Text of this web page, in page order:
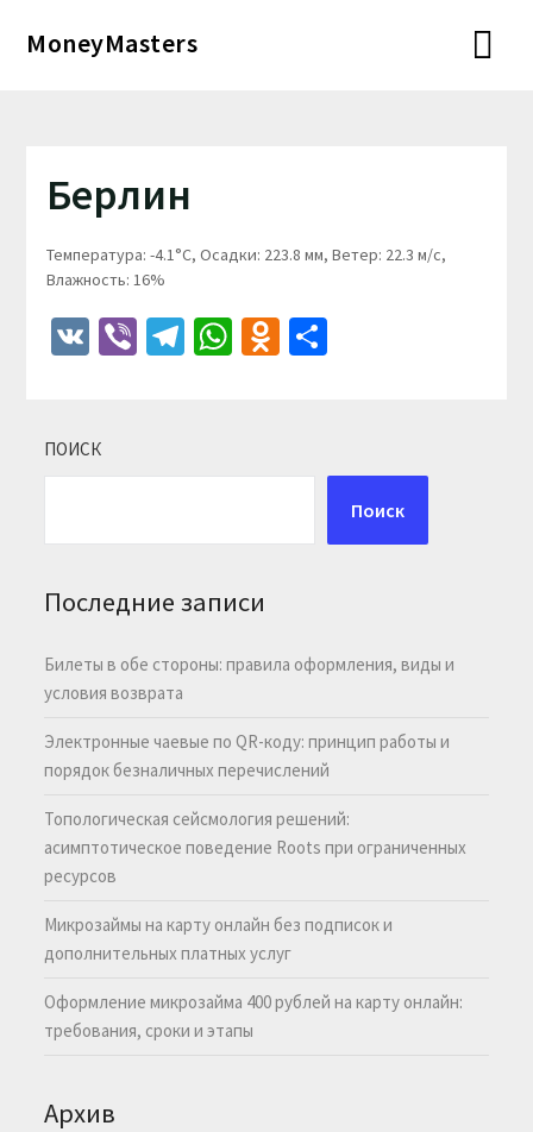
MoneyMasters
Берлин
Температура: -4.1°C, Осадки: 223.8 мм, Ветер: 22.3 м/с,
Влажность: 16%
VKViberTelegram
WhatsApp
Odnoklassniki
Отправить
ПОИСК
Поиск
Последние записи
Билеты в обе стороны: правила оформления, виды и
условия возврата
Электронные чаевые по QR-коду: принцип работы и
порядок безналичных перечислений
Топологическая сейсмология решений:
асимптотическое поведение Roots при ограниченных
ресурсов
Микрозаймы на карту онлайн без подписок и
дополнительных платных услуг
Оформление микрозайма 400 рублей на карту онлайн:
требования, сроки и этапы
Архив